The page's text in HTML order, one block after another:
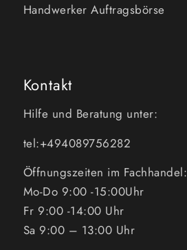
Handwerker Auftragsbörse
Kontakt
Hilfe und Beratung unter:
tel:+494089756282
Öffnungszeiten im Fachhandel:
Mo-Do 9:00 -15:00Uhr
Fr 9:00 -14:00 Uhr
Sa 9:00 – 13:00 Uhr